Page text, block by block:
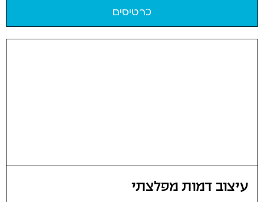
כרטיסים
עיצוב דמות מפלצתי